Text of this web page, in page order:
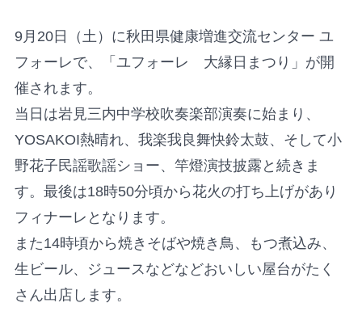
9月20日（土）に秋田県健康増進交流センター ユ
フォーレで、「ユフォーレ 大縁日まつり」が開
催されます。
当日は岩見三内中学校吹奏楽部演奏に始まり、
YOSAKOI熱晴れ、我楽我良舞快鈴太鼓、そして小
野花子民謡歌謡ショー、竿燈演技披露と続きま
す。最後は18時50分頃から花火の打ち上げがあり
フィナーレとなります。
また14時頃から焼きそばや焼き鳥、もつ煮込み、
生ビール、ジュースなどなどおいしい屋台がたく
さん出店します。